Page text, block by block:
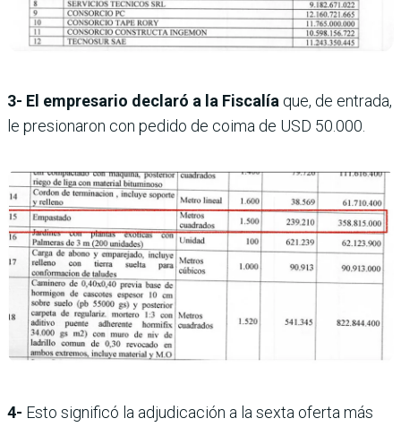
3- El empresario declaró a la Fiscalía que, de entrada,
le presionaron con pedido de coima de USD 50.000.
4- Esto significó la adjudicación a la sexta oferta más